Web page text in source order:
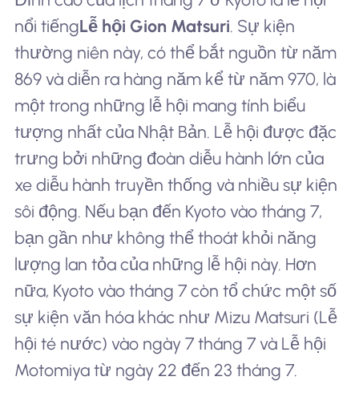
nổi tiếngLễ hội Gion Matsuri. Sự kiện
thường niên này, có thể bắt nguồn từ năm
869 và diễn ra hàng năm kể từ năm 970, là
một trong những lễ hội mang tính biểu
tượng nhất của Nhật Bản. Lễ hội được đặc
trưng bởi những đoàn diễu hành lớn của
xe diễu hành truyền thống và nhiều sự kiện
sôi động. Nếu bạn đến Kyoto vào tháng 7,
bạn gần như không thể thoát khỏi năng
lượng lan tỏa của những lễ hội này. Hơn
nữa, Kyoto vào tháng 7 còn tổ chức một số
sự kiện văn hóa khác như Mizu Matsuri (Lễ
hội té nước) vào ngày 7 tháng 7 và Lễ hội
Motomiya từ ngày 22 đến 23 tháng 7.